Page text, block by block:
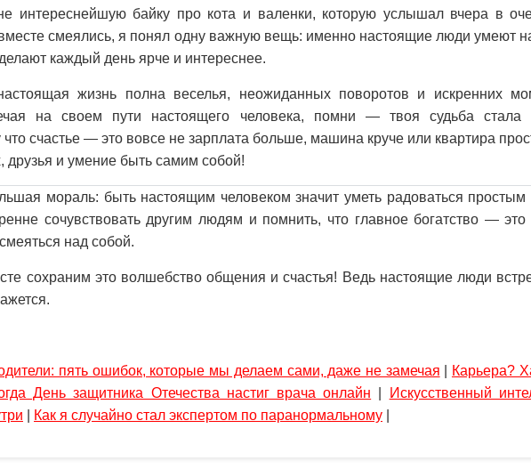
интереснейшую байку про кота и валенки, которую услышал вчера в
смеялись, я понял одну важную вещь: именно настоящие люди умеют
каждый день ярче и интереснее.
жизнь полна веселья, неожиданных поворотов и искренних
на своем пути настоящего человека, помни — твоя судьба стала
счастье — это вовсе не зарплата больше, машина круче или квартира
друзья и умение быть самим собой!
мораль: быть настоящим человеком значит уметь радоваться
сочувствовать другим людям и помнить, что главное богатство —
над собой.
сохраним это волшебство общения и счастья! Ведь настоящие люди
пять ошибок, которые мы делаем сами, даже не замечая
Карьера?
День защитника Отечества настиг врача онлайн
Искусственный
Как я случайно стал экспертом по паранормальному